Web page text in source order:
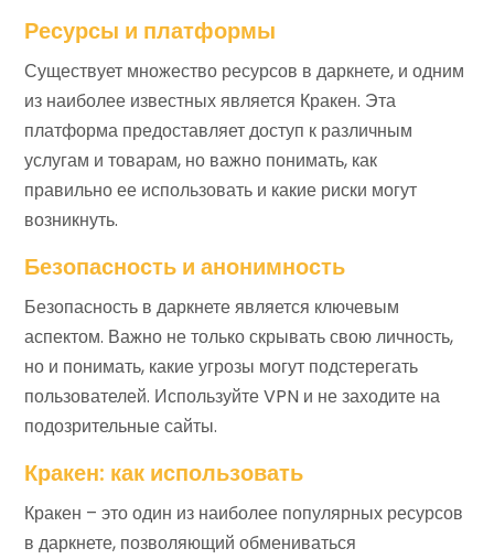
Ресурсы и платформы
Существует множество ресурсов в даркнете, и одним
из наиболее известных является Кракен. Эта
платформа предоставляет доступ к различным
услугам и товарам, но важно понимать, как
правильно ее использовать и какие риски могут
возникнуть.
Безопасность и анонимность
Безопасность в даркнете является ключевым
аспектом. Важно не только скрывать свою личность,
но и понимать, какие угрозы могут подстерегать
пользователей. Используйте VPN и не заходите на
подозрительные сайты.
Кракен: как использовать
Кракен – это один из наиболее популярных ресурсов
в даркнете, позволяющий обмениваться